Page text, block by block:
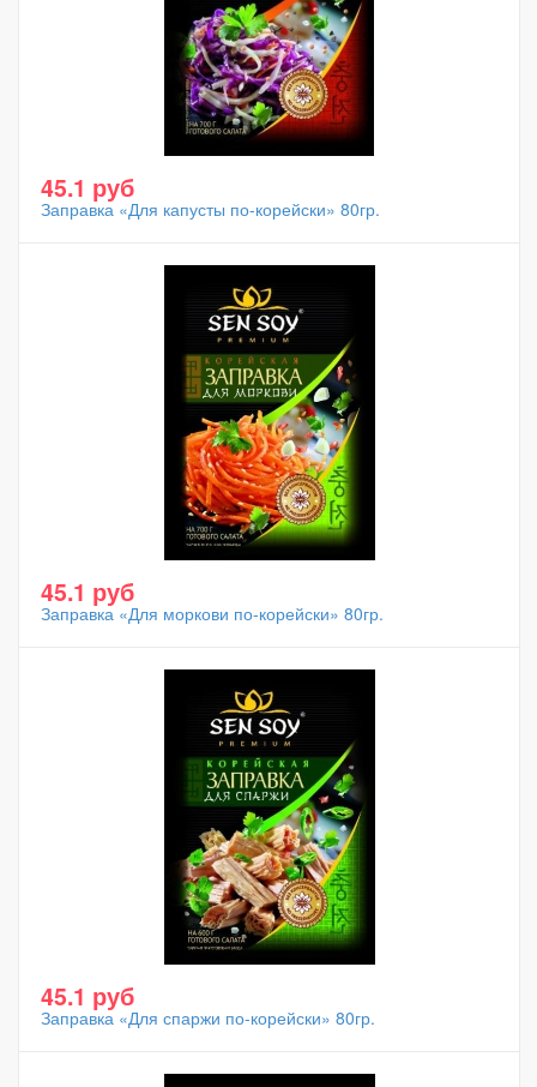
45.1 руб
Заправка «Для капусты по-корейски» 80гр.
45.1 руб
Заправка «Для моркови по-корейски» 80гр.
45.1 руб
Заправка «Для спаржи по-корейски» 80гр.